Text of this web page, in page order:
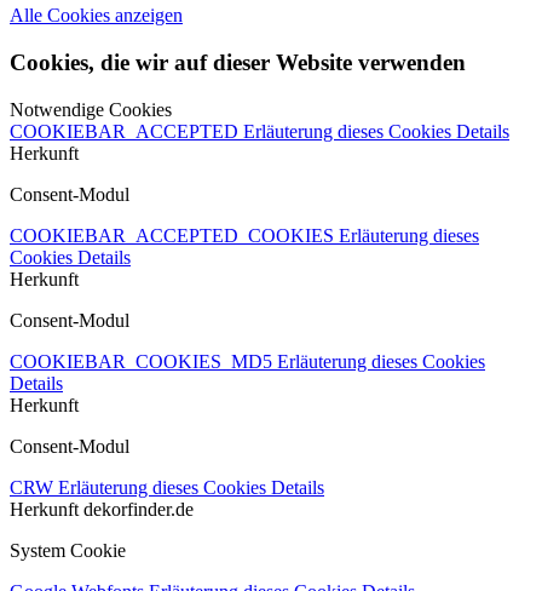
Alle Cookies anzeigen
Cookies, die wir auf dieser Website verwenden
Notwendige Cookies
COOKIEBAR_ACCEPTED Erläuterung dieses Cookies Details
Herkunft
Consent-Modul
COOKIEBAR_ACCEPTED_COOKIES Erläuterung dieses
Cookies Details
Herkunft
Consent-Modul
COOKIEBAR_COOKIES_MD5 Erläuterung dieses Cookies
Details
Herkunft
Consent-Modul
CRW Erläuterung dieses Cookies Details
Herkunft dekorfinder.de
System Cookie